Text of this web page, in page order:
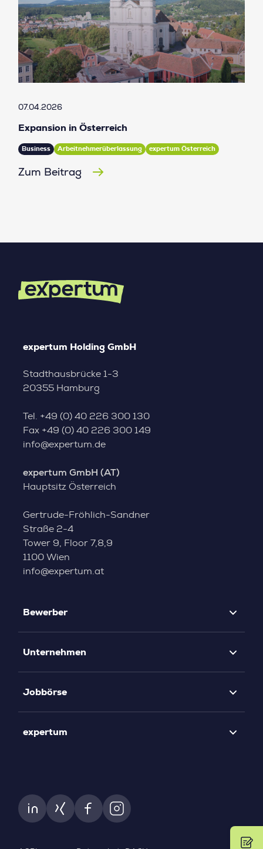
07.04.2026
Expansion in Österreich
Business Arbeitnehmerüberlassung expertum Österreich
Zum Beitrag
expertum Holding GmbH
Stadthausbrücke 1-3
20355 Hamburg
Tel. +49 (0) 40 226 300 130
Fax +49 (0) 40 226 300 149
info@expertum.de
expertum GmbH (AT)
Hauptsitz Österreich
Gertrude-Fröhlich-Sandner
Straße 2-4
Tower 9, Floor 7,8,9
1100 Wien
info@expertum.at
Bewerber
Unternehmen
Jobbörse
expertum